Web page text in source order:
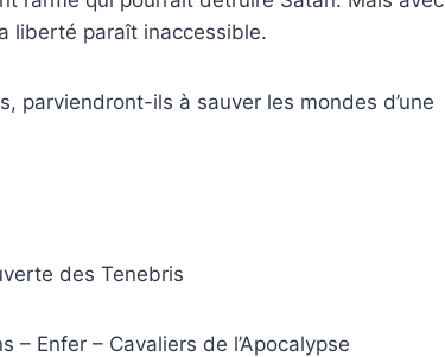
liberté paraît inaccessible.
parviendront-ils à sauver les mondes d’une
des Tenebris
– Enfer – Cavaliers de l’Apocalypse